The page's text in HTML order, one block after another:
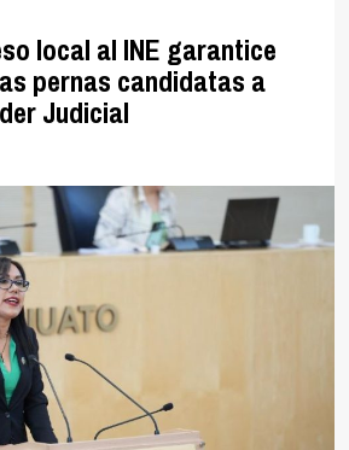
local al INE garantice
pernas candidatas a
Judicial